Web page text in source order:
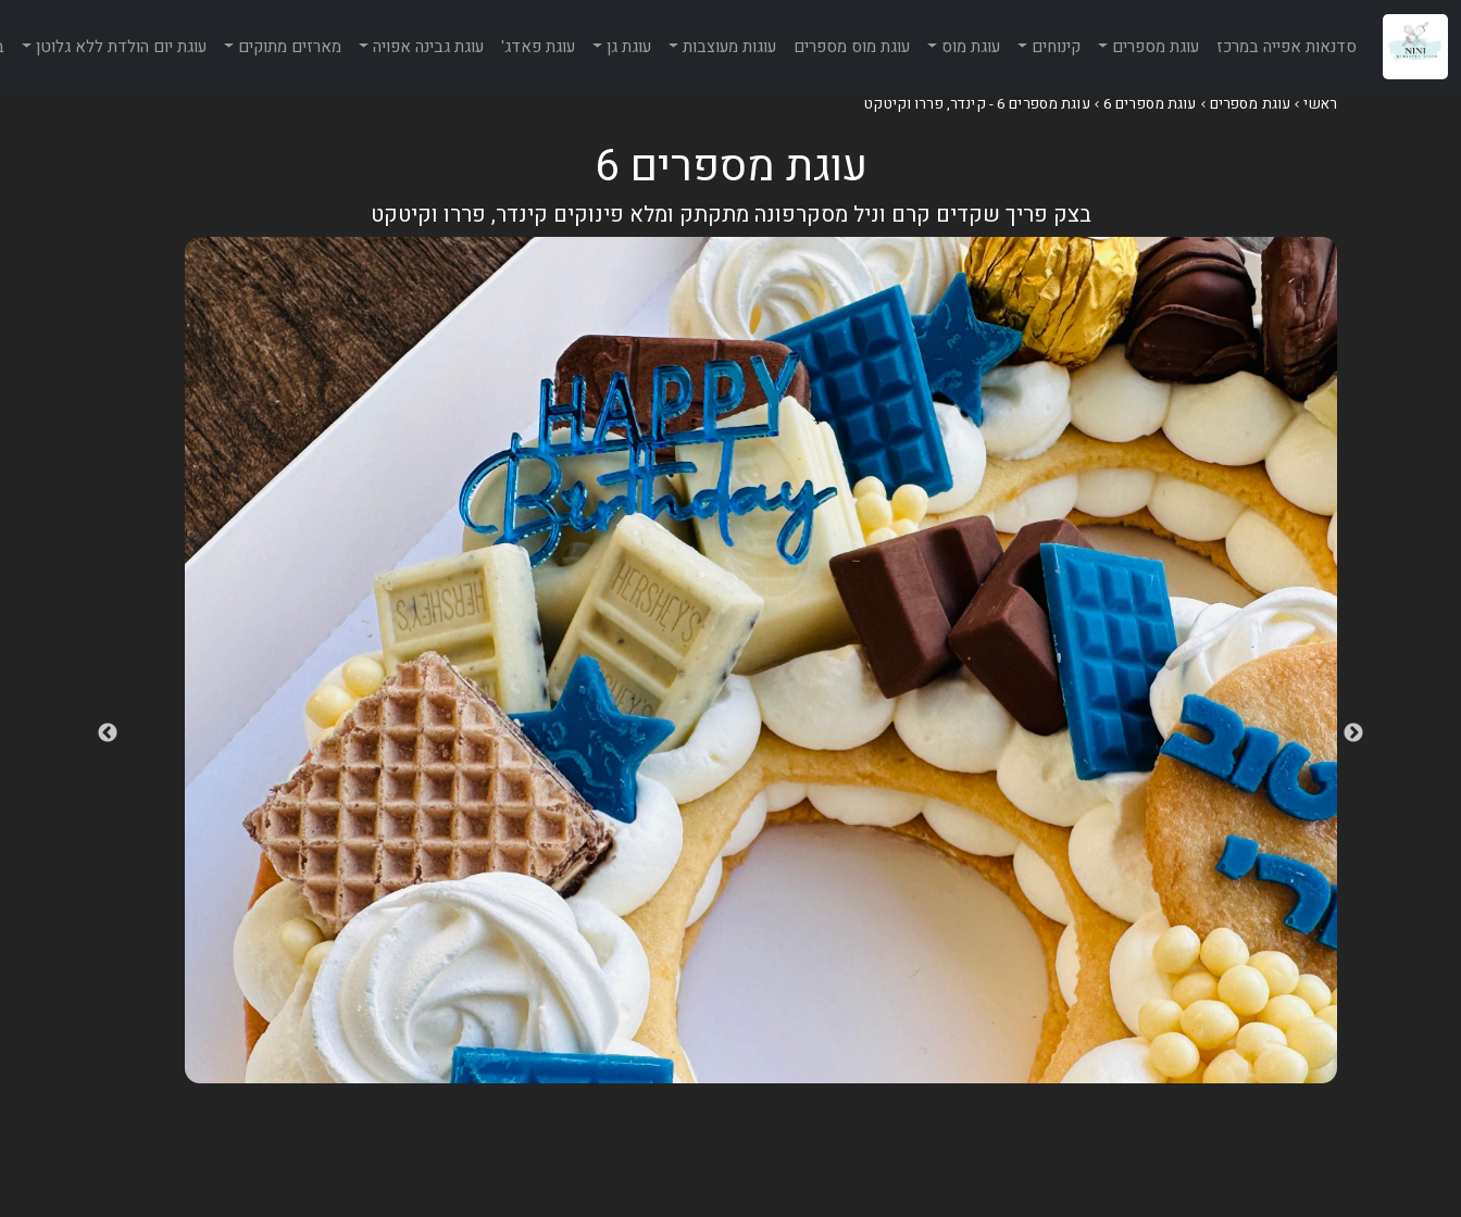
סדנאות אפייה במרכז עוגת מספרים קינוחים עוגת מוס עוגת מוס מספרים עוגות מעוצבות עוגת גן עוגת פאדג' עוגת גבינה אפויה מארזים מתוקים עוגת יום הולדת ללא גלוטן
ראשי עוגת מספרים עוגת מספרים 6 עוגת מספרים 6 - קינדר, פררו וקיטקט
עוגת מספרים 6
בצק פריך שקדים קרם וניל מסקרפונה מתקתק ומלא פינוקים קינדר, פררו וקיטקט